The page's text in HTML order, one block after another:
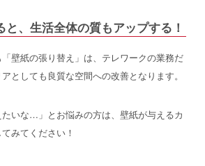
、生活全体の質もアップする！
壁紙の張り替え」は、テレワークの業務だ
としても良質な空間への改善となります。
たいな…」とお悩みの方は、壁紙が与えるカ
みてください！